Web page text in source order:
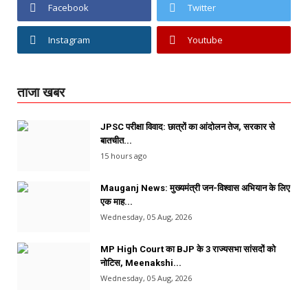
Facebook Twitter
Instagram Youtube
ताजा खबर
JPSC परीक्षा विवाद: छात्रों का आंदोलन तेज, सरकार से
बातचीत...
15 hours ago
Mauganj News: मुख्यमंत्री जन-विश्वास अभियान के लिए
एक माह...
Wednesday, 05 Aug, 2026
MP High Court का BJP के 3 राज्यसभा सांसदों को
नोटिस, Meenakshi...
Wednesday, 05 Aug, 2026